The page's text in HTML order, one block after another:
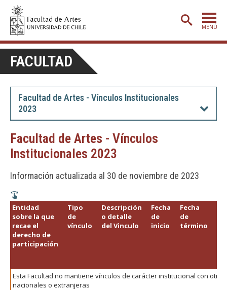
MENÚ
ADMISIÓN
ETAPA BÁSICA
POSTGRADO
EXTENSIÓN
CREACIÓNE INVESTIGACIÓN
DEPARTAMENTOS
FACULTAD
Académicas/os Egresadas/os
FACULTAD
Facultad de Artes - Vínculos Institucionales
2023
Facultad de Artes - Vínculos
Institucionales 2023
Información actualizada al 30 de noviembre de 2023
Entidad
sobre la que
recae el
derecho de
participación
Tipo
de
vínculo
Descripción
o detalle
del Vinculo
Fecha
de
inicio
Fecha
de
término
Esta Facultad no mantiene vínculos de carácter institucional con
nacionales o extranjeras